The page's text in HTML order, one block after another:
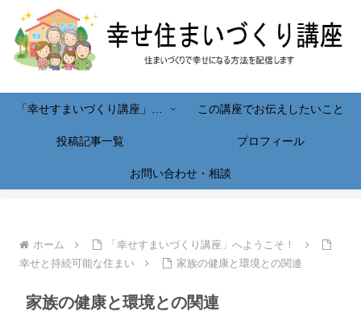
この講座でお伝えしたいこと
投稿記事一覧 プロフィール
お問い合わせ・相談
ホーム
「幸せすまいづくり講座」へようこそ！
幸せと持続可能な住まい
家族の健康と環境との関連
家族の健康と環境との関連